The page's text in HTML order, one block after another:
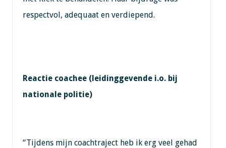
respectvol, adequaat en verdiepend.
Reactie coachee (leidinggevende i.o. bij
nationale politie)
“Tijdens mijn coachtraject heb ik erg veel gehad